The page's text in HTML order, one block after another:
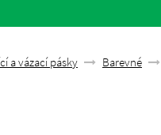
a vázací pásky Barevné